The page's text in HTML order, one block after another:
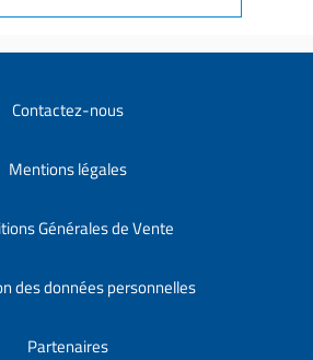
Contactez-nous
Mentions légales
Générales de Vente
des données personnelles
Partenaires